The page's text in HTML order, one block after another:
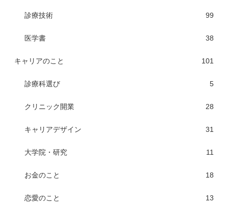
診療技術 99
医学書 38
キャリアのこと 101
診療科選び 5
クリニック開業 28
キャリアデザイン 31
大学院・研究 11
お金のこと 18
恋愛のこと 13